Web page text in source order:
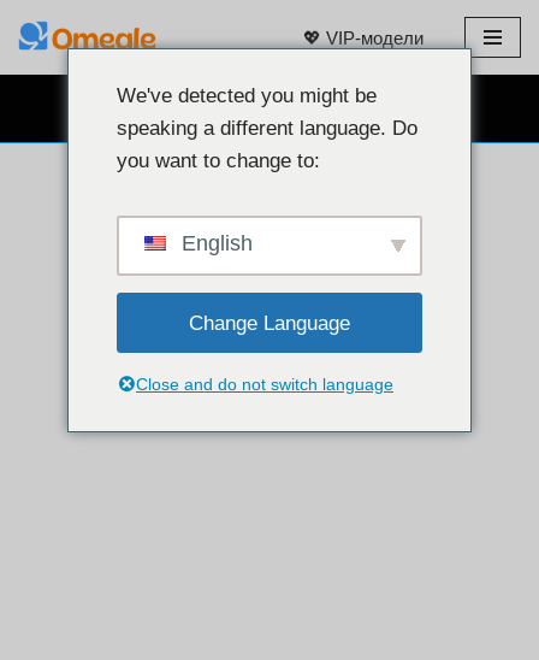
содержанию
💖 VIP-модели
БЕСПЛАТНЫЙ ВЕБКАМ ЧАТ 👉
We've detected you might be
speaking a different language. Do
you want to change to:
English
Change Language
Close and do not switch language